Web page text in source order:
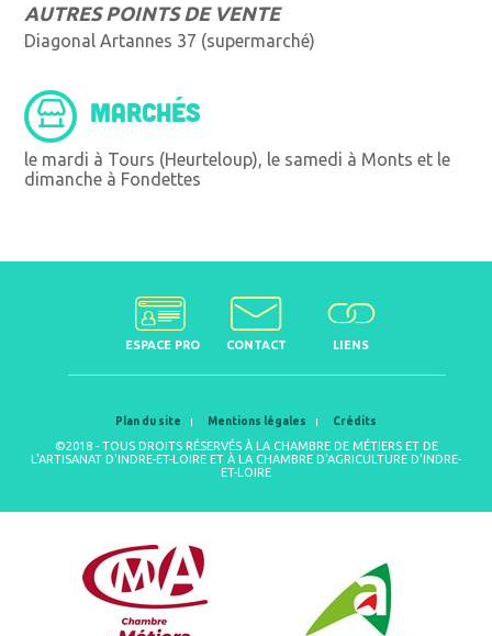
AUTRES POINTS DE VENTE
Diagonal Artannes 37 (supermarché)
MARCHÉS
le mardi à Tours (Heurteloup), le samedi à Monts et le
dimanche à Fondettes
ESPACE PRO CONTACT LIENS
Plan du site Mentions légales Crédits
©2018 - TOUS DROITS RÉSERVÉS À LA CHAMBRE DE MÉTIERS ET DE
L'ARTISANAT D'INDRE-ET-LOIRE ET À LA CHAMBRE D'AGRICULTURE D'INDRE-
ET-LOIRE